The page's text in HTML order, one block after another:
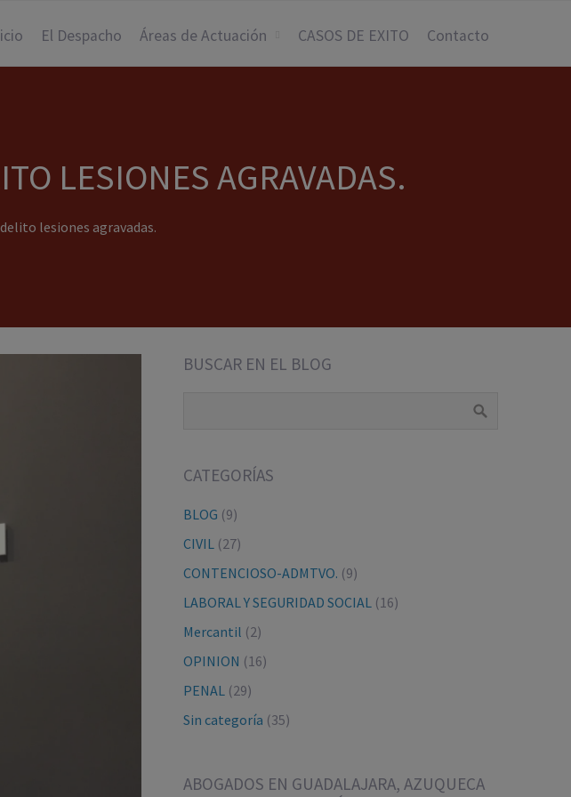
El Despacho Áreas de Actuación CASOS DE EXITO Contacto
LESIONES AGRAVADAS.
lesiones agravadas.
BUSCAR EN EL BLOG
CATEGORÍAS
BLOG (9)
CIVIL(27)
CONTENCIOSO-ADMTVO. (9)
LABORAL Y SEGURIDAD SOCIAL(16)
Mercantil (2)
OPINION (16)
PENAL(29)
Sin categoría (35)
ABOGADOS EN GUADALAJARA, AZUQUECA